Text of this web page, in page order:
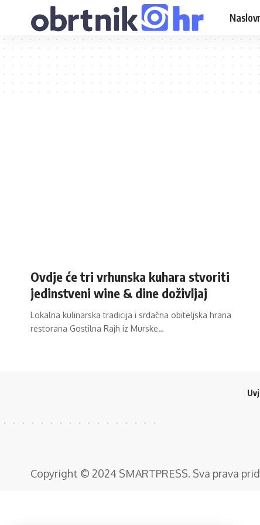
Ovdje će tri vrhunska kuhara stvoriti
jedinstveni wine & dine doživljaj
Lokalna kulinarska tradicija i srdačna obiteljska hrana
restorana Gostilna Rajh iz Murske…
Copyright © 2024 SMARTPRESS. Sva prava